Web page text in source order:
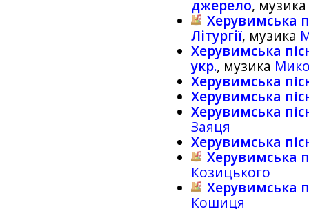
джерело,
Херувимська
Лiтургiї, музика
Херувимська
укр., музика
Херувимська
Херувимська
Херувимська
Заяця
Херувимська
Херувимська
Козицького
Херувимська
Кошиця